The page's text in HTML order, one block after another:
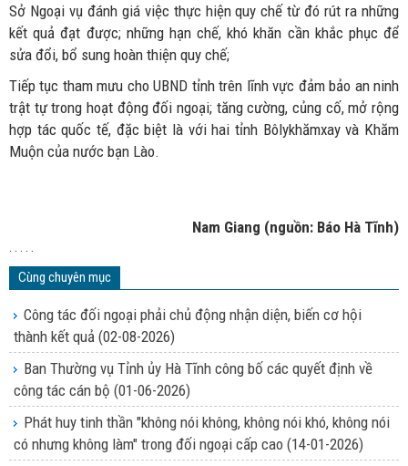
Sở Ngoại vụ đánh giá việc thực hiện quy chế từ đó rút ra những
kết quả đạt được; những hạn chế, khó khăn cần khắc phục để
sửa đổi, bổ sung hoàn thiện quy chế;
Tiếp tục tham mưu cho UBND tỉnh trên lĩnh vực đảm bảo an ninh
trật tự trong hoạt động đối ngoại; tăng cường, củng cố, mở rộng
hợp tác quốc tế, đặc biệt là với hai tỉnh Bôlykhămxay và Khăm
Muộn của nước bạn Lào.
Nam Giang (nguồn: Báo Hà Tĩnh)
. . . . .
Cùng chuyên mục
Công tác đối ngoại phải chủ động nhận diện, biến cơ hội
thành kết quả (02-08-2026)
Ban Thường vụ Tỉnh ủy Hà Tĩnh công bố các quyết định về
công tác cán bộ (01-06-2026)
Phát huy tinh thần "không nói không, không nói khó, không nói
có nhưng không làm" trong đối ngoại cấp cao (14-01-2026)